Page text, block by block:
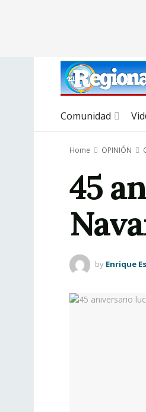
Comunidad
Home OPINIÓN
45
by Enrique